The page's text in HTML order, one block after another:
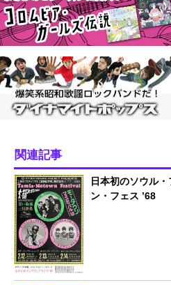
関連記事
日本初のソウル
ン・フェス ’68